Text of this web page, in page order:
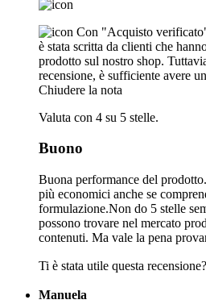
Con "Acquisto
è stata scritta da clienti che
prodotto sul nostro shop.
recensione, è sufficiente avere
Chiudere la nota
Valuta con 4 su 5 stelle.
Buono
Buona performance del
più economici anche se
formulazione.Non do 5 stelle
possono trovare nel mercato
contenuti. Ma vale la pena
Ti è stata utile questa recensione?
Manuela